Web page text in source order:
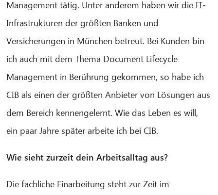
Management tätig. Unter anderem haben wir die IT-
Infrastrukturen der größten Banken und
Versicherungen in München betreut. Bei Kunden bin
ich auch mit dem Thema Document Lifecycle
Management in Berührung gekommen, so habe ich
CIB als einen der größten Anbieter von Lösungen aus
dem Bereich kennengelernt. Wie das Leben es will,
ein paar Jahre später arbeite ich bei CIB.
Wie sieht zurzeit dein Arbeitsalltag aus?
Die fachliche Einarbeitung steht zur Zeit im